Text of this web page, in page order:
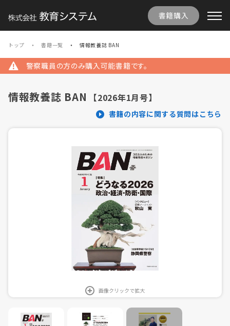
書籍購入
トップ 書籍一覧 情報教養誌 BAN
警察職員の方のみ購入可能書籍です。
情報教養誌 BAN 【2026年1月号】
書籍の内容に関する質問はこちら
画像クリックで拡大